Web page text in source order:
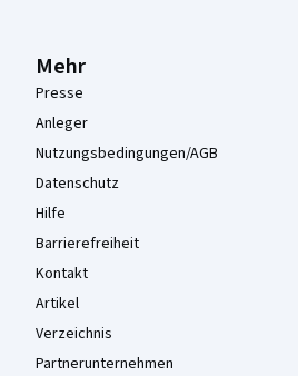
Mehr
Presse
Anleger
Nutzungsbedingungen/AGB
Datenschutz
Hilfe
Barrierefreiheit
Kontakt
Artikel
Verzeichnis
Partnerunternehmen